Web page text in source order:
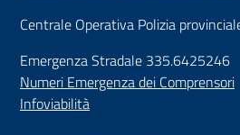
Centrale Operativa Polizia
Emergenza Stradale 335.6425246
Numeri Emergenza dei Comprensori
Infoviabilità